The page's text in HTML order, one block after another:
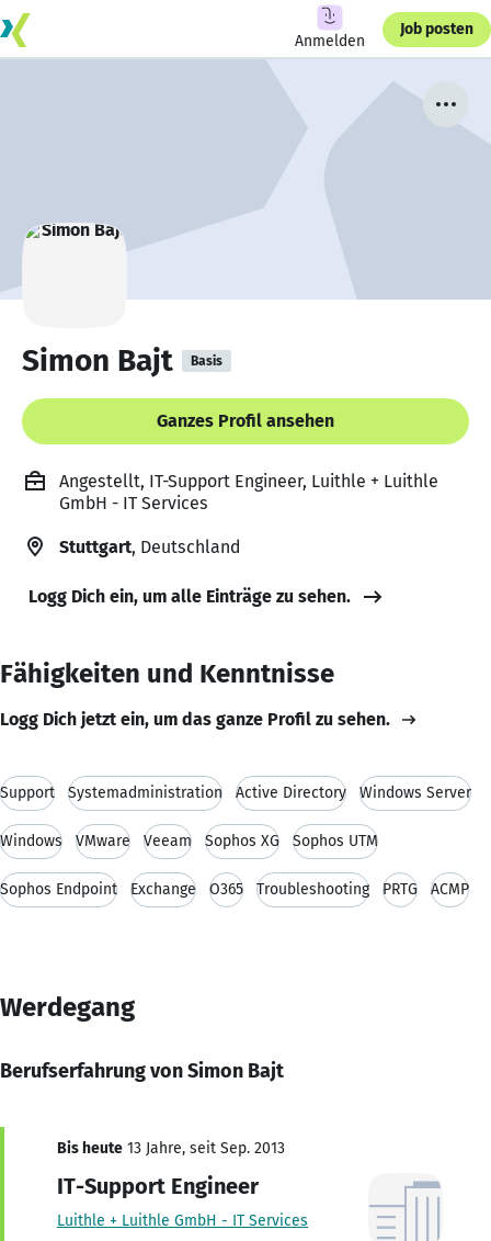
Anmelden
Job posten
Simon Bajt Basis
Ganzes Profil ansehen
Angestellt, IT-Support Engineer, Luithle + Luithle
GmbH - IT Services
Stuttgart, Deutschland
Logg Dich ein, um alle Einträge zu sehen.
Fähigkeiten und Kenntnisse
Logg Dich jetzt ein, um das ganze Profil zu sehen.
Support Systemadministration Active Directory Windows Server
Windows VMware Veeam Sophos XG Sophos UTM
Sophos Endpoint Exchange O365 Troubleshooting PRTG ACMP
Werdegang
Berufserfahrung von Simon Bajt
Bis heute 13 Jahre, seit Sep. 2013
IT-Support Engineer
Luithle + Luithle GmbH - IT Services